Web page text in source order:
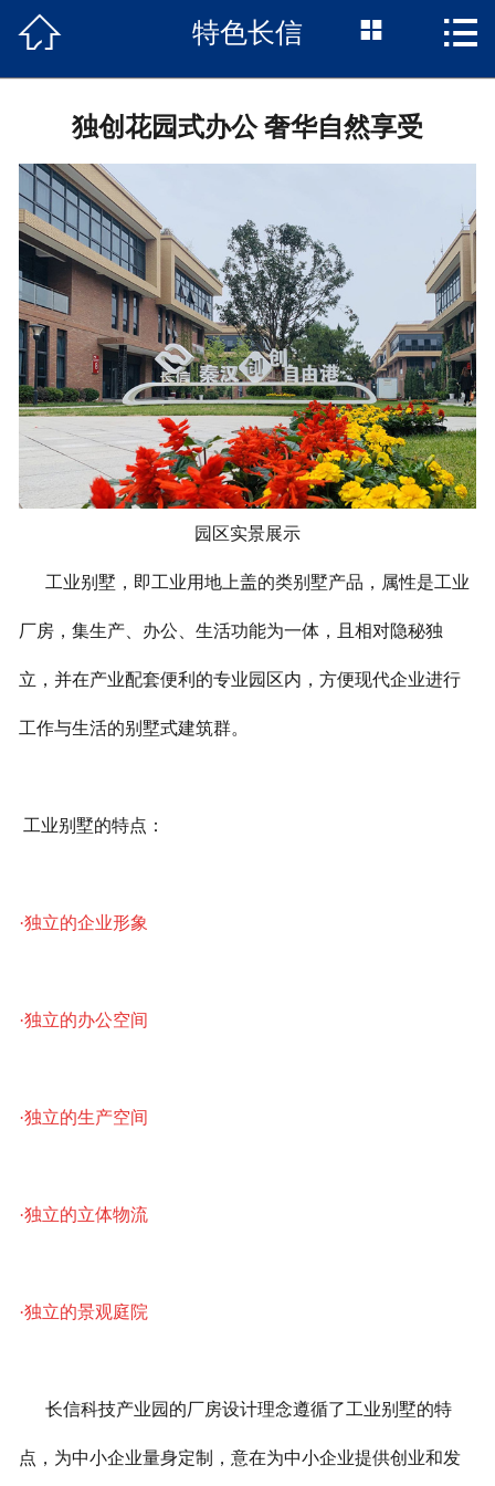
首页
项目概况
长信动态
区位优势
特色长信
政策聚焦
园区企业
联系我们
 特色长信  
独创花园式办公 奢华自然享受
园区实景展示
工业别墅，即工业用地上盖的类别墅产品，属性是工业
厂房，集生产、办公、生活功能为一体，且相对隐秘独
立，并在产业配套便利的专业园区内，方便现代企业进行
工作与生活的别墅式建筑群。
工业别墅的特点：
·独立的企业形象
·独立的办公空间
·独立的生产空间
·独立的立体物流
·独立的景观庭院
长信科技产业园的厂房设计理念遵循了工业别墅的特
点，为中小企业量身定制，意在为中小企业提供创业和发